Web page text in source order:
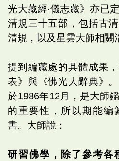
光大藏經‧儀志藏》亦已
清規三十五部，包括古
清規，以及星雲大師相關
提到編藏處的具體成果
表》與《佛光大辭典》
於1986年12月，是大師
的重要性，所以期能編
書。大師說：
研習佛學，除了參考各